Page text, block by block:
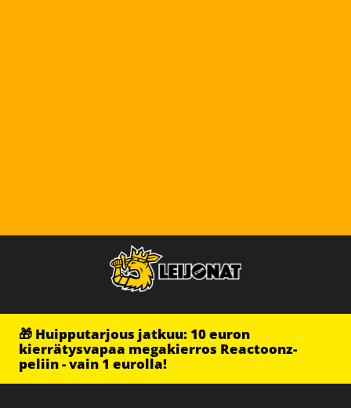
🎁 Huipputarjous jatkuu: 10 euron
kierrätysvapaa megakierros Reactoonz-
peliin - vain 1 eurolla!